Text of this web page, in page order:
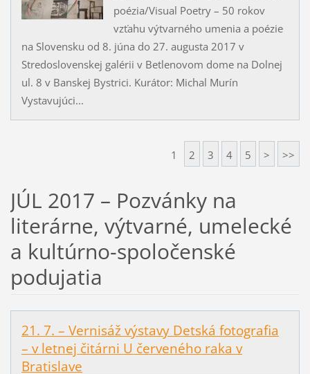
poézia/Visual Poetry – 50 rokov
vzťahu výtvarného umenia a poézie
na Slovensku od 8. júna do 27. augusta 2017 v
Stredoslovenskej galérii v Betlenovom dome na Dolnej
ul. 8 v Banskej Bystrici. Kurátor: Michal Murín
Vystavujúci...
1 2 3 4 5 > >>
JÚL 2017 – Pozvánky na
literárne, výtvarné, umelecké
a kultúrno-spoločenské
podujatia
21. 7. – Vernisáž výstavy Detská fotografia
– v letnej čitárni U červeného raka v
Bratislave